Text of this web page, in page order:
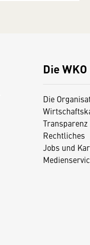
Die WKO
Die
Transparenz
Rechtliches
Jobs und